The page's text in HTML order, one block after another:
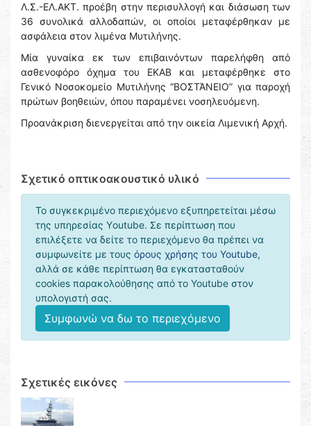
Λ.Σ.-ΕΛ.ΑΚΤ. προέβη στην περισυλλογή και διάσωση των
36 συνολικά αλλοδαπών, οι οποίοι μεταφέρθηκαν με
ασφάλεια στον λιμένα Μυτιλήνης.
Μία γυναίκα εκ των επιβαινόντων παρελήφθη από
ασθενοφόρο όχημα του ΕΚΑΒ και μεταφέρθηκε στο
Γενικό Νοσοκομείο Μυτιλήνης “ΒΟΣΤΆΝΕΙΟ” για παροχή
πρώτων βοηθειών, όπου παραμένει νοσηλευόμενη.
Προανάκριση διενεργείται από την οικεία Λιμενική Αρχή.
Σχετικό οπτικοακουστικό υλικό
Το συγκεκριμένο περιεχόμενο εξυπηρετείται μέσω
της υπηρεσίας Υoutube. Σε περίπτωση που
επιλέξετε να δείτε το περιεχόμενο θα πρέπει να
συμφωνείτε με τους όρους χρήσης του Youtube,
αλλά σε κάθε περίπτωση θα εγκατασταθούν
cookies παρακολούθησης από το Youtube στον
υπολογιστή σας.
Συμφωνώ να δω το περιεχόμενο
Σχετικές εικόνες